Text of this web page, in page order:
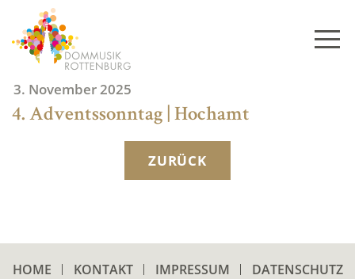
content
3. November 2025
4. Adventssonntag | Hochamt
ZURÜCK
HOME KONTAKT IMPRESSUM DATENSCHUTZ